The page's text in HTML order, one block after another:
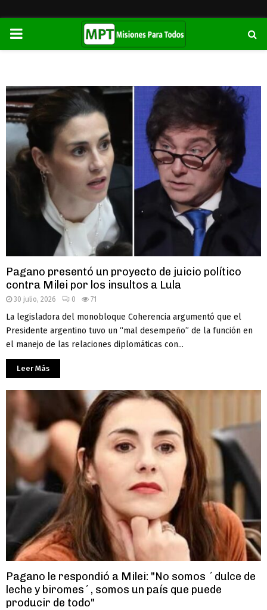
PRIMARY
Pagano presentó un proyecto de juicio político
contra Milei por los insultos a Lula
30 julio, 2026 0 71
La legisladora del monobloque Coherencia argumentó que el
Presidente argentino tuvo un “mal desempeño” de la función en
el manejo de las relaciones diplomáticas con...
Leer Más
Pagano le respondió a Milei: "No somos ´dulce de
leche y biromes´, somos un país que puede
producir de todo"